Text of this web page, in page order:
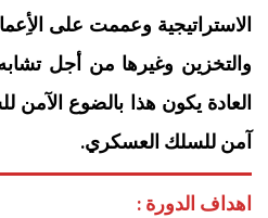
الاستراتيجية وعممت على
والتخزين وغيرها من أجل
العادة يكون هذا بالضوع الآمن
آمن للسلك العسكري.
اهداف الدورة :